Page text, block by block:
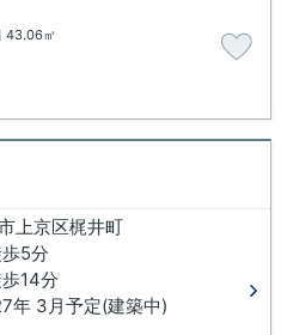
43.06㎡
上京区梶井町
5分
14分
年 3月予定(建築中)